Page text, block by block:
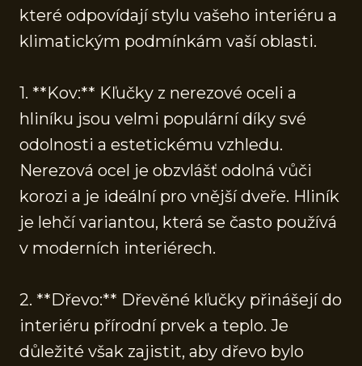
které odpovídají stylu vašeho interiéru a
klimatickým podmínkám vaší oblasti.
1. **Kov:** Kľučky z nerezové oceli a
hliníku jsou velmi populární díky své
odolnosti a estetickému vzhledu.
Nerezová ocel je obzvlášť odolná vůči
korozi a je ideální pro vnější dveře. Hliník
je lehčí variantou, která se často používá
v moderních interiérech.
2. **Dřevo:** Dřevěné kľučky přinášejí do
interiéru přírodní prvek a teplo. Je
důležité však zajistit, aby dřevo bylo